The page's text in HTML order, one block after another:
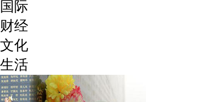
国际
财经
文化
生活